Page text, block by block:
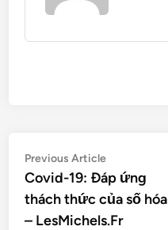
Navigation
de
l’article
Previous ArticlePrevious
article:
Covid-19: Đáp ứng
thách thức của số hóa
– LesMichels.Fr